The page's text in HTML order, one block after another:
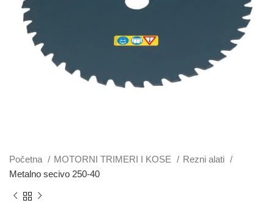
Početna MOTORNI TRIMERI I KOSE
Rezni alati
Metalno secivo 250-40